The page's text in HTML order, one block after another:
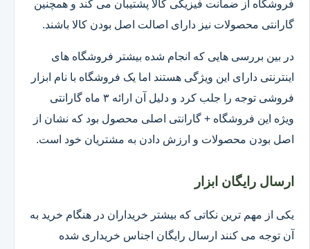
فروشگاه از ضمانت فیزیکی کالا پشتیبان می کند و همچنین
گارانتی محصولات نیز دارای اصالت اصل بودن کالا باشند.
در بین بررسی هایی که انجام شده بیشتر فروشگاه های
اینترنتی دارای این ویژگی هستند اما یک فروشگاه با نام ابزار
فروشی توجه را جلب کرد و دلیل آن ارائه ۳ ماه گارانتی
ویژه این فروشگاه + گارانتی اصلی محصول بود که نشان از
اصل بودن محصولات و ارزش دادن به مشتریان خود است.
ارسال رایگان ابزار
یکی از مهم ترین نکاتی که بیشتر خریداران در هنگام خرید به
آن توجه می کنند ارسال رایگان اجناس خریداری شده